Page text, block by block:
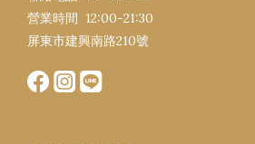
營業時間 12:00-21:30​
屏東市建興南路​210號